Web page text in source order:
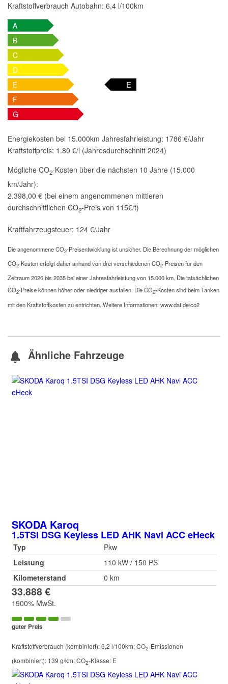
Kraftstoffverbrauch Autobahn: 6,4 l/100km
A
B
C
D
E
E
F
G
Energiekosten bei 15.000km Jahresfahrleistung: 1786 €/Jahr
Kraftstoffpreis: 1.80 €/l (Jahresdurchschnitt 2024)
Mögliche CO2-Kosten über die nächsten 10 Jahre (15.000
km/Jahr):
2.398,00 € (bei einem angenommenen mittleren
durchschnittlichen CO2-Preis von 115€/t)
Kraftfahrzeugsteuer: 124 €/Jahr
Die angenommene CO2-Preisentwicklung ist unsicher. Die Berechnung der möglichen
CO2-Kosten erfolgt daher anhand von drei verschiedenen CO2-Preisen für den
Zeitraum 2026 bis 2035 bei einer Jahresfahrleistung von 15.000 km. Die tatsächlichen
CO2-Preise können höher oder niedriger ausfallen. Die CO2-Kosten sind beim Tanken
mit den Kraftstoffkosten zu entrichten. Weitere Informationen: www.dat.de/co2
Ähnliche Fahrzeuge
SKODA Karoq
1.5TSI DSG Keyless LED AHK Navi ACC eHeck
Typ
Pkw
Leistung
110 kW / 150 PS
Kilometerstand
0 km
33.888 €
1900% MwSt.
guter Preis
Kraftstoffverbrauch (kombiniert):6,2 l/100km;CO2-Emissionen
(kombiniert): 139 g/km;CO2-Klasse: E